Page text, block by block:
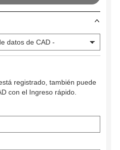
registrado, también puede
con el Ingreso rápido.